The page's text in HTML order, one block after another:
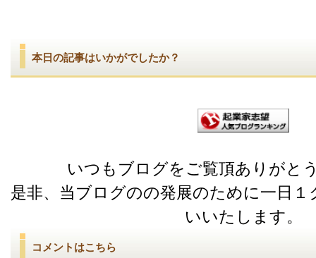
本日の記事はいかがでしたか？
いつもブログをご覧頂ありがと
是非、当ブログのの発展のために一日
いいたします。
コメントはこちら